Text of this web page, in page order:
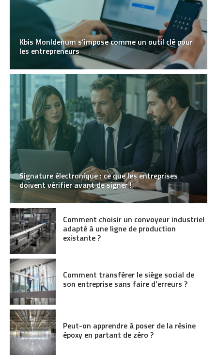
Kbis MonIdenum s’impose comme un outil clé pour
les entrepreneurs
Signature électronique : ce que les entreprises
doivent vérifier avant de signer !
Comment choisir un convoyeur industriel
adapté à une ligne de production
existante ?
Comment transférer le siège social de
son entreprise sans faire d’erreurs ?
Peut-on apprendre à poser de la résine
époxy en partant de zéro ?